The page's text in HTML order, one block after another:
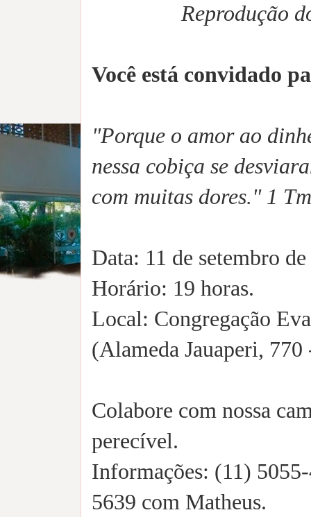
Reprodução
Você está convidado
"Porque o amor ao
nessa cobiça se
com muitas dores." 1
Data: 11 de setembro
Horário: 19 horas.
Local: Congregação
(Alameda Jauaperi,
Colabore com nossa
perecível.
Informações: (11)
5639 com Matheus.